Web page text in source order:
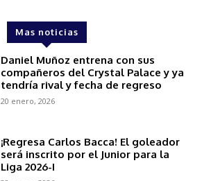
Mas noticias
Daniel Muñoz entrena con sus
compañeros del Crystal Palace y ya
tendría rival y fecha de regreso
20 enero, 2026
¡Regresa Carlos Bacca! El goleador
será inscrito por el Junior para la
Liga 2026-I